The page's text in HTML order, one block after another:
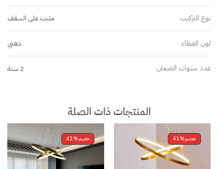
نوع التركيب مثبت على السقف
لون الغطاء ذهبي
عدد سنوات الضمان 2 سنة
المنتجات ذات الصلة
خصم41% خصم41%